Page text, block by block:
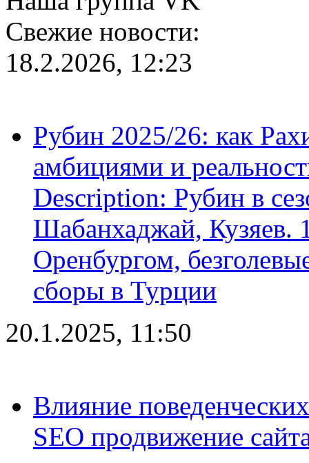
Свежие новости:
18.2.2026, 12:23
Рубин 2025/26: как
амбициями и
Description: Рубин в
Шабанхаджай, Кузяев.
Оренбургом,
сборы в Турции
20.1.2025, 11:50
Влияние
SEO продвижение